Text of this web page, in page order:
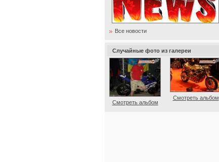
Все новости
Случайные фото из галереи
Смотреть альбом
Смотреть альбом